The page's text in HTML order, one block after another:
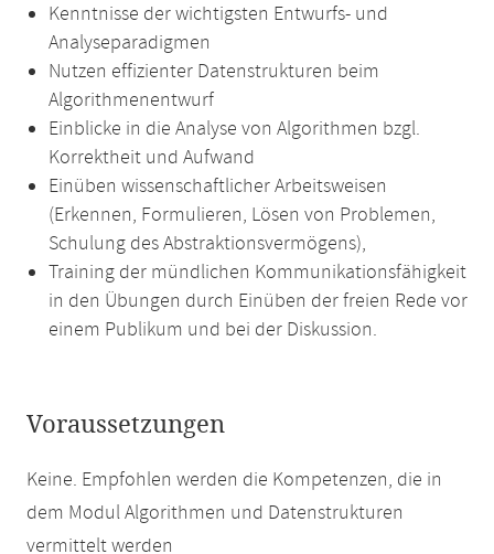
Kenntnisse der wichtigsten Entwurfs- und
Analyseparadigmen
Nutzen effizienter Datenstrukturen beim
Algorithmenentwurf
Einblicke in die Analyse von Algorithmen bzgl.
Korrektheit und Aufwand
Einüben wissenschaftlicher Arbeitsweisen
(Erkennen, Formulieren, Lösen von Problemen,
Schulung des Abstraktionsvermögens),
Training der mündlichen Kommunikationsfähigkeit
in den Übungen durch Einüben der freien Rede vor
einem Publikum und bei der Diskussion.
Voraussetzungen
Keine. Empfohlen werden die Kompetenzen, die in
dem Modul Algorithmen und Datenstrukturen
vermittelt werden